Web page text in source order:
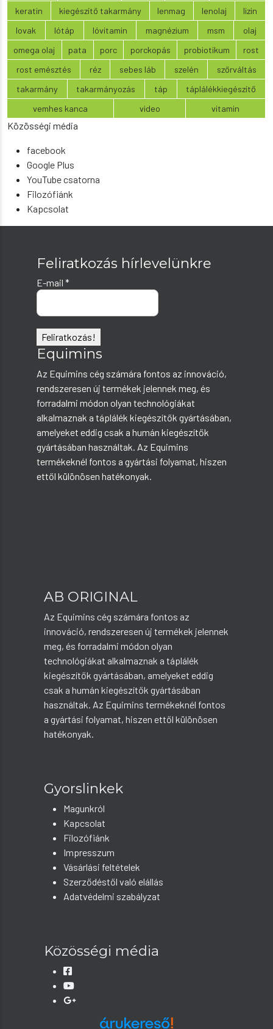
keratin kiegészítő takarmány lenmag lenolaj
lizin
lovak
lótáp lóvitamin magnézium msm
olaj
omega olaj
pata porc porckopás probiotikum
rost
rost emésztés
réz sebes láb szelén
szőrváltás
takarmány
takarmányozás táp
táplálékkiegészítő
vemhes kanca
video vitamin
Közösségi média
facebook
Google Plus
YouTube csatorna
Filozófiánk
Kapcsolat
Feliratkozás hírlevelünkre
E-mail *
Equimins
Az Equimins cég számára fontos az innováció,
rendszeresen új termékek jelennek meg, és
forradalmi módon olyan technológiákat
alkalmaznak a táplálék kiegészítők gyártásában,
amelyeket eddig csak a humán kiegészítők
gyártásában használtak. Az Equimins
termékeknél fontos a gyártási folyamat, hiszen
ettől különösen hatékonyak.
AB ORIGINAL
Az Equimins cég számára fontos az
innováció, rendszeresen új termékek jelennek
meg, és forradalmi módon olyan
technológiákat alkalmaznak a táplálék
kiegészítők gyártásában, amelyeket eddig
csak a humán kiegészítők gyártásában
használtak. Az Equimins termékeknél fontos
a gyártási folyamat, hiszen ettől különösen
hatékonyak.
Gyorslinkek
Magunkról
Kapcsolat
Filozófiánk
Impresszum
Vásárlási feltételek
Szerződéstől való elállás
Adatvédelmi szabályzat
Közösségi média